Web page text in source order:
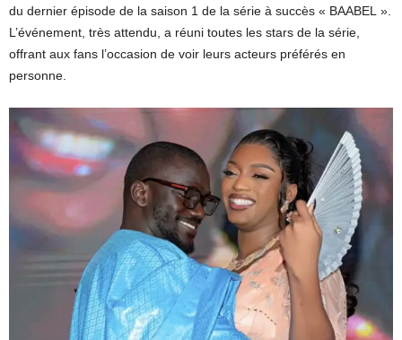
du dernier épisode de la saison 1 de la série à succès « BAABEL ».
L’événement, très attendu, a réuni toutes les stars de la série,
offrant aux fans l’occasion de voir leurs acteurs préférés en
personne.